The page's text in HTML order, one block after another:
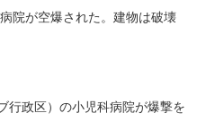
院が空爆された。建物は破壊
行政区）の小児科病院が爆撃を